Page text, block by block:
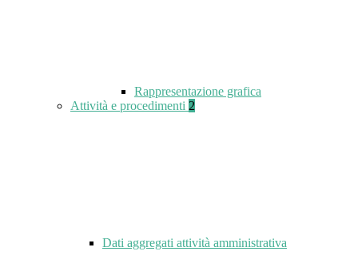
Rappresentazione grafica
Attività e procedimenti 2
Dati aggregati attività amministrativa